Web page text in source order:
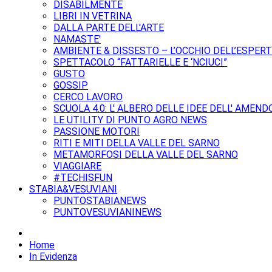
DISABILMENTE
LIBRI IN VETRINA
DALLA PARTE DELL'ARTE
NAMASTE'
AMBIENTE & DISSESTO – L’OCCHIO
SPETTACOLO “FATTARIELLE E ‘NCIUCI”
GUSTO
GOSSIP
CERCO LAVORO
SCUOLA 4.0: L' ALBERO DELLE IDEE DELL'
LE UTILITY DI PUNTO AGRO NEWS
PASSIONE MOTORI
RITI E MITI DELLA VALLE DEL SARNO
METAMORFOSI DELLA VALLE DEL SARNO
VIAGGIARE
#TECHISFUN
STABIA&VESUVIANI
PUNTOSTABIANEWS
PUNTOVESUVIANINEWS
Home
In Evidenza